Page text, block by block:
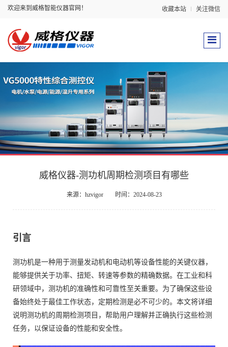
欢迎来到威格智能仪器官网！ 收藏本站 关注微信
威格仪器-测功机周期检测项目有哪些
来源：hzvigor 时间：2024-08-23
引言
测功机是一种用于测量发动机和电动机等设备性能的关键仪器，
能够提供关于功率、扭矩、转速等参数的精确数据。在工业和科
研领域中，测功机的准确性和可靠性至关重要。为了确保这些设
备始终处于最佳工作状态，定期检测是必不可少的。本文将详细
说明测功机的周期检测项目，帮助用户理解并正确执行这些检测
任务，以保证设备的性能和安全性。